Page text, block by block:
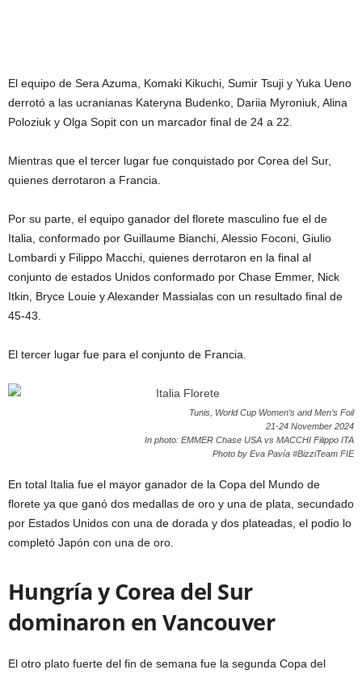
El equipo de Sera Azuma, Komaki Kikuchi, Sumir Tsuji y Yuka Ueno
derrotó a las ucranianas Kateryna Budenko, Dariia Myroniuk, Alina
Poloziuk y Olga Sopit con un marcador final de 24 a 22.
Mientras que el tercer lugar fue conquistado por Corea del Sur,
quienes derrotaron a Francia.
Por su parte, el equipo ganador del florete masculino fue el de
Italia, conformado por Guillaume Bianchi, Alessio Foconi, Giulio
Lombardi y Filippo Macchi, quienes derrotaron en la final al
conjunto de estados Unidos conformado por Chase Emmer, Nick
Itkin, Bryce Louie y Alexander Massialas con un resultado final de
45-43.
El tercer lugar fue para el conjunto de Francia.
Tunis, World Cup Women’s and Men’s Foil
21-24 November 2024
In photo: EMMER Chase USA vs MACCHI Filippo ITA
Photo by Eva Pavía #BizziTeam FIE
En total Italia fue el mayor ganador de la Copa del Mundo de
florete ya que ganó dos medallas de oro y una de plata, secundado
por Estados Unidos con una de dorada y dos plateadas, el podio lo
completó Japón con una de oro.
Hungría y Corea del Sur
dominaron en Vancouver
El otro plato fuerte del fin de semana fue la segunda Copa del